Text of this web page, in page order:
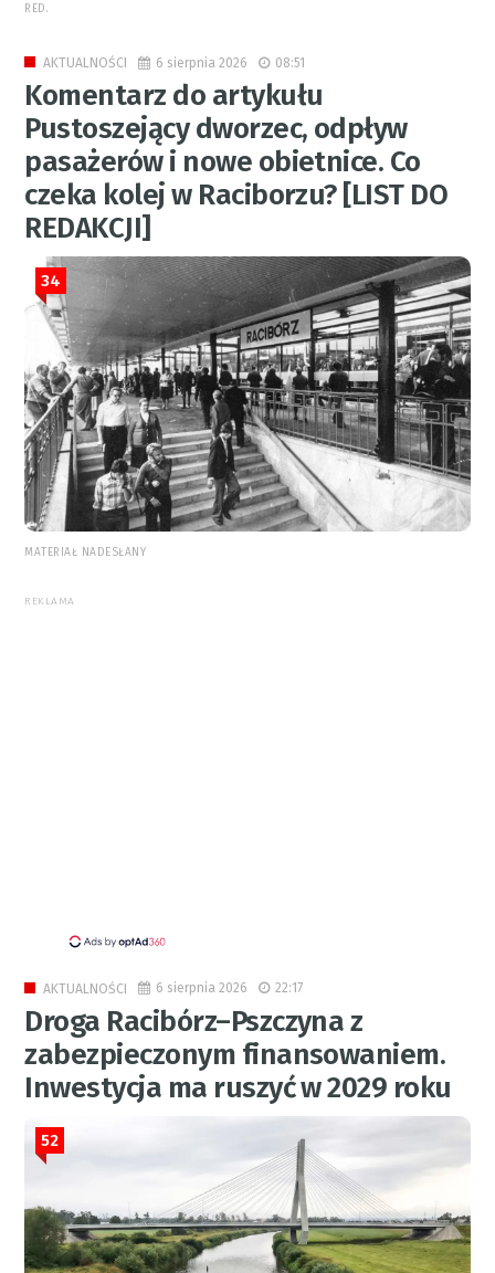
RED.
AKTUALNOŚCI 6 sierpnia 2026 08:51
Komentarz do artykułu
Pustoszejący dworzec, odpływ
pasażerów i nowe obietnice. Co
czeka kolej w Raciborzu? [LIST DO
REDAKCJI]
34
MATERIAŁ NADESŁANY
REKLAMA
AKTUALNOŚCI 6 sierpnia 2026 22:17
Droga Racibórz–Pszczyna z
zabezpieczonym finansowaniem.
Inwestycja ma ruszyć w 2029 roku
52